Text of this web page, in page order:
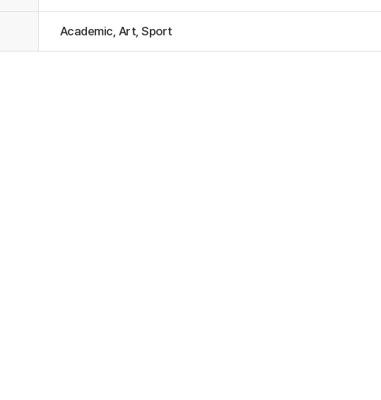
Academic, Art, Sport